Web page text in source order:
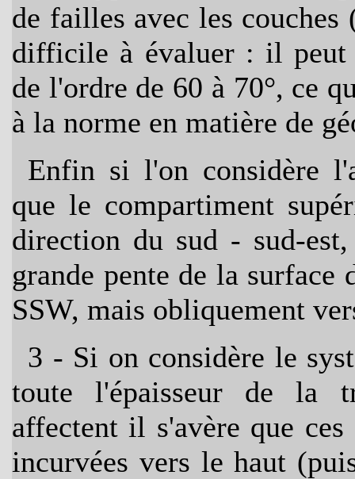
de failles avec les
difficile à évaluer : il peut
de l'ordre de 60 à 70°, ce
à la norme en matière de
Enfin si l'on considère
que le compartiment
direction du sud - sud-
grande pente de la surface
SSW, mais obliquement
3 - Si on considère le
toute l'épaisseur de la
affectent il s'avère que
incurvées vers le haut